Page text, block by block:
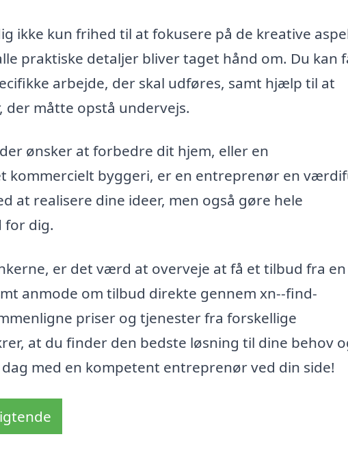
ikke kun frihed til at fokusere på de kreative
praktiske detaljer bliver taget hånd om. Du kan
arbejde, der skal udføres, samt hjælp til at
måtte opstå undervejs.
ønsker at forbedre dit hjem, eller en
kommercielt byggeri, er en entreprenør en
at realisere dine ideer, men også gøre hele
for dig.
er det værd at overveje at få et tilbud fra
anmode om tilbud direkte gennem xn--find-
priser og tjenester fra forskellige
at du finder den bedste løsning til dine behov
med en kompetent entreprenør ved din side!